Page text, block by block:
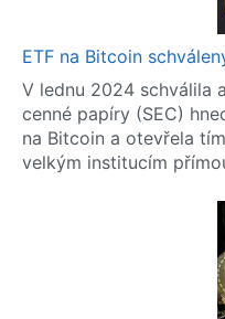
ETF na Bitcoin
V lednu 2024 schválila
cenné papíry (SEC)
na Bitcoin a otevřela
velkým institucím